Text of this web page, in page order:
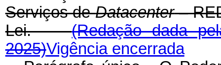
Serviços deDatacenter–
Lei.(Redação dada
2025)Vigência encerrada